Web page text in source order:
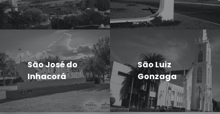
São José do
Inhacorá
São Luiz
Gonzaga